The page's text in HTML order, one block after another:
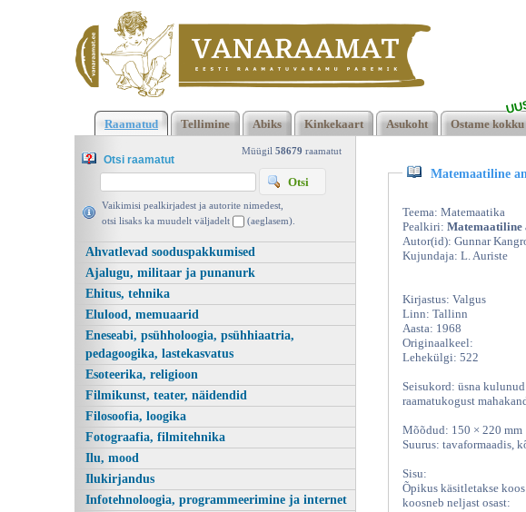
Klõpsa siia , et näha täielikku loendit!Matemaatiline analüüs II,
Gunnar Kangro, Valgus 1968 | vanaraamat. ee
Raamatud Tellimine Abiks Kinkekaart Asukoht Ostame kokku
Müügil 58679 raamatut
Otsi raamatut
Vaikimisi pealkirjadest ja autorite nimedest,
otsi lisaks ka muudelt väljadelt
(aeglasem).
Ahvatlevad sooduspakkumised
Ajalugu, militaar ja punanurk
Ehitus, tehnika
Elulood, memuaarid
Eneseabi, psühholoogia, psühhiaatria,
pedagoogika, lastekasvatus
Esoteerika, religioon
Filmikunst, teater, näidendid
Filosoofia, loogika
Fotograafia, filmitehnika
Ilu, mood
Ilukirjandus
Infotehnoloogia, programmeerimine ja internet
Matemaatiline
Teema: Matemaatika
Pealkiri: Matemaatiline
Autor(id): Gunnar
Kujundaja: L. Auriste
Kirjastus: Valgus
Linn: Tallinn
Aasta: 1968
Originaalkeel:
Lehekülgi: 522
Seisukord: üsna
raamatukogust
Mõõdud: 150 × 220 mm
Suurus: tavaformaadis,
Sisu:
Õpikus käsitletakse
koosneb neljast osast: